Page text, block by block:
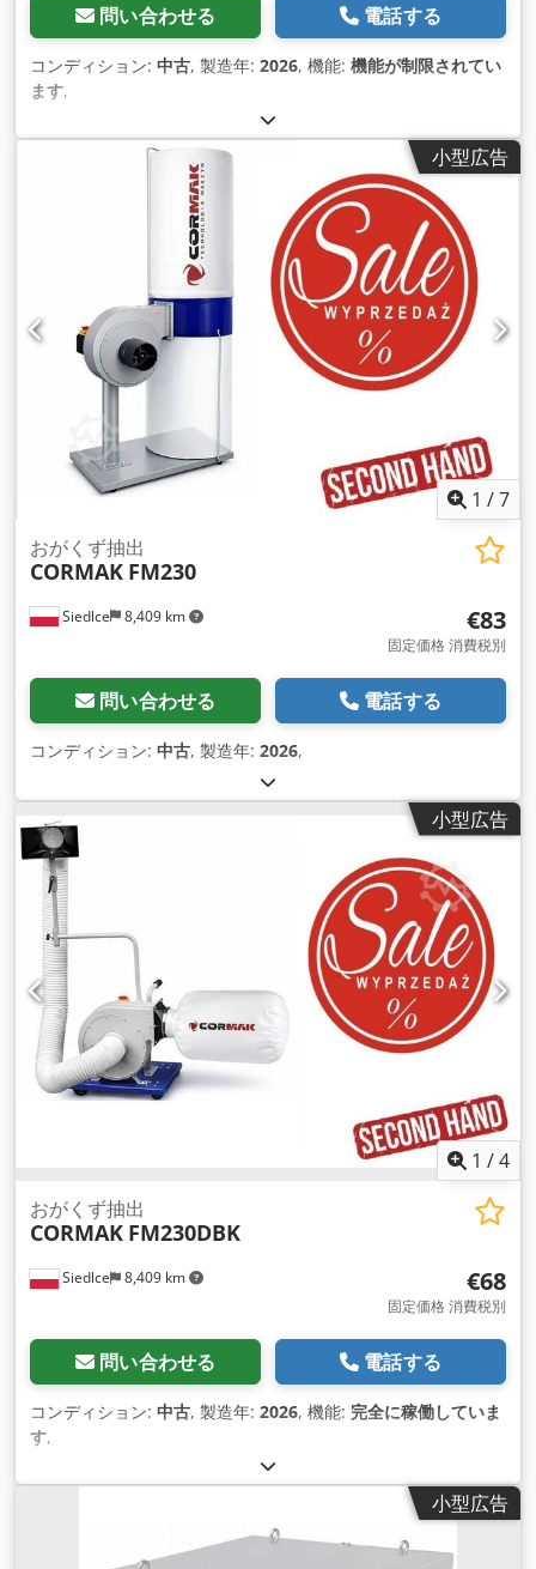
問い合わせる 電話する
コンディション: 中古, 製造年: 2026, 機能: 機能が制限されてい
ます,
小型広告
1 /7
Siedlce 8,409 km
おがくず抽出
CORMAK FM230
€83
固定価格 消費税別
問い合わせる 電話する
コンディション: 中古, 製造年: 2026,
小型広告
1 /4
Siedlce 8,409 km
おがくず抽出
CORMAK FM230DBK
€68
固定価格 消費税別
問い合わせる 電話する
コンディション: 中古, 製造年: 2026, 機能: 完全に稼働していま
す,
小型広告